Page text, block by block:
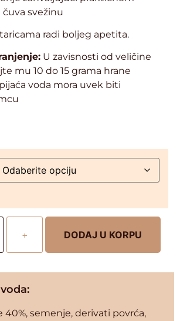
svežinu
radi boljeg apetita.
U zavisnosti od veličine
mu 10 do 15 grama hrane
voda mora uvek biti
+ DODAJ U KORPU
40%, semenje, derivati povrća,